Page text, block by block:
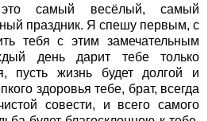
самый весёлый, самый
праздник. Я спешу первым, с
тебя с этим замечательным
день дарит тебе только
пусть жизнь будет долгой и
здоровья тебе, брат, всегда
совести, и всего самого